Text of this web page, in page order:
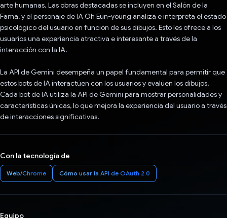
arte humanas. Las obras destacadas se incluyen en el Salón de la
Fama, y el personaje de IA Oh Eun-young analiza e interpreta el estado
psicológico del usuario en función de sus dibujos. Esto les ofrece a los
usuarios una experiencia atractiva e interesante a través de la
interacción con la IA.
La API de Gemini desempeña un papel fundamental para permitir que
estos bots de IA interactúen con los usuarios y evalúen los dibujos.
Cada bot de IA utiliza la API de Gemini para mostrar personalidades y
características únicas, lo que mejora la experiencia del usuario a través
de interacciones significativas.
Con la tecnología de
Web/Chrome Cómo usar la API de OAuth 2.0
Equipo